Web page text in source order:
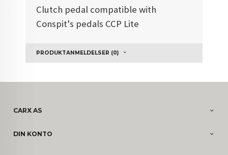
Clutch pedal compatible with
Conspit's pedals CCP Lite
PRODUKTANMELDELSER (0)
CARX AS
DIN KONTO